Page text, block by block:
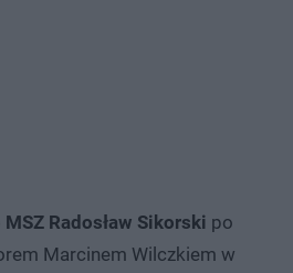
Radosław Sikorski po
Marcinem Wilczkiem w